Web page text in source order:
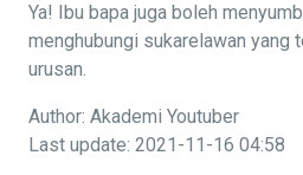
Ya! Ibu bapa juga boleh
menghubungi sukarelawan yang
urusan.
Author: Akademi Youtuber
Last update: 2021-11-16 04:58